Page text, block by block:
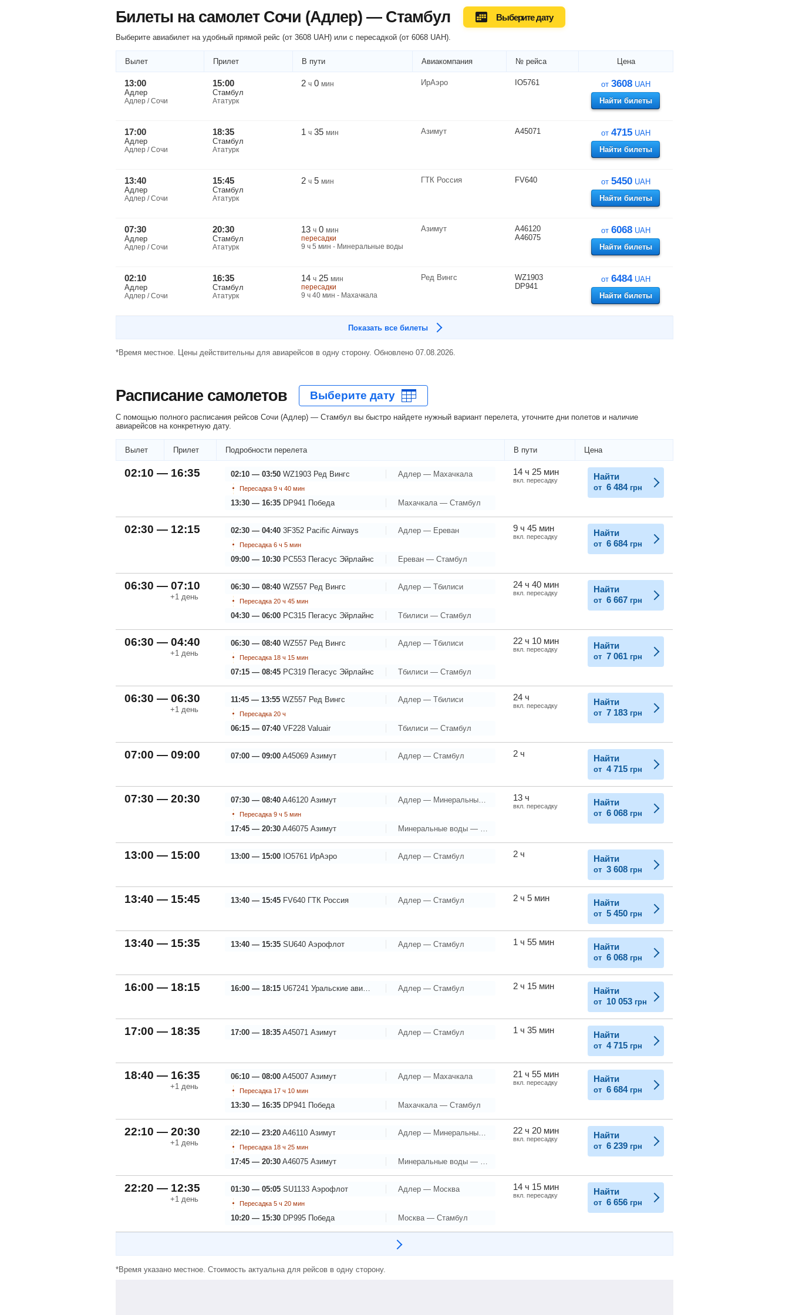
Билеты на самолет Сочи (Адлер) — Стамбул Выберите дату
Выберите авиабилет на удобный прямой рейс (от 3608 UAH) или с пересадкой (от 6068 UAH).
Вылет Прилет В пути Авиакомпания № рейса Цена
13:00
Адлер
Адлер / Сочи
15:00
Стамбул
Ататурк
2 ч 0 мин ИрАэро IO5761 от 3608 UAH
Найти билеты
17:00
Адлер
Адлер / Сочи
18:35
Стамбул
Ататурк
1 ч 35 мин Азимут A45071 от 4715 UAH
Найти билеты
13:40
Адлер
Адлер / Сочи
15:45
Стамбул
Ататурк
2 ч 5 мин ГТК Россия FV640 от 5450 UAH
Найти билеты
07:30
Адлер
Адлер / Сочи
20:30
Стамбул
Ататурк
13 ч 0 мин
пересадки
9 ч 5 мин - Минеральные воды
Азимут
A46120
A46075
от 6068 UAH
Найти билеты
02:10
Адлер
Адлер / Сочи
16:35
Стамбул
Ататурк
14 ч 25 мин
пересадки
9 ч 40 мин - Махачкала
Ред Вингс
WZ1903
DP941
от 6484 UAH
Найти билеты
Показать все билеты
*Время местное. Цены действительны для авиарейсов в одну сторону. Обновлено 07.08.2026.
Расписание самолетов
С помощью полного расписания рейсов Сочи (Адлер) — Стамбул вы быстро найдете нужный вариант перелета, уточните дни полетов и наличие
авиарейсов на конкретную дату.
Вылет Прилет Подробности перелета В пути Цена
02:10 — 16:35 02:10 — 03:50 WZ1903 Ред Вингс Адлер — Махачкала
Пересадка 9 ч 40 мин
13:30 — 16:35 DP941 Победа Махачкала — Стамбул
14 ч 25 мин
вкл. пересадку Найти
от 6 484 грн
02:30 — 12:15 02:30 — 04:40 3F352 Pacific Airways Адлер — Ереван
Пересадка 6 ч 5 мин
09:00 — 10:30 PC553 Пегасус Эйрлайнс Ереван — Стамбул
9 ч 45 мин
вкл. пересадку Найти
от 6 684 грн
06:30 — 07:10
+1 день
06:30 — 08:40 WZ557 Ред Вингс Адлер — Тбилиси
Пересадка 20 ч 45 мин
04:30 — 06:00 PC315 Пегасус Эйрлайнс Тбилиси — Стамбул
24 ч 40 мин
вкл. пересадку Найти
от 6 667 грн
06:30 — 04:40
+1 день
06:30 — 08:40 WZ557 Ред Вингс Адлер — Тбилиси
Пересадка 18 ч 15 мин
07:15 — 08:45 PC319 Пегасус Эйрлайнс Тбилиси — Стамбул
22 ч 10 мин
вкл. пересадку Найти
от 7 061 грн
06:30 — 06:30
+1 день
11:45 — 13:55 WZ557 Ред Вингс Адлер — Тбилиси
Пересадка 20 ч
06:15 — 07:40 VF228 Valuair Тбилиси — Стамбул
24 ч
вкл. пересадку Найти
от 7 183 грн
07:00 — 09:00 07:00 — 09:00 A45069 Азимут Адлер — Стамбул 2 ч Найти
от 4 715 грн
07:30 — 20:30 07:30 — 08:40 A46120 Азимут Адлер — Минеральные воды
Пересадка 9 ч 5 мин
17:45 — 20:30 A46075 Азимут
13 ч
вкл. пересадку Найти
от 6 068 грн
13:00 — 15:00 13:00 — 15:00 IO5761 ИрАэро Адлер — Стамбул 2 ч Найти
от 3 608 грн
13:40 — 15:45 13:40 — 15:45 FV640 ГТК Россия Адлер — Стамбул 2 ч 5 мин Найти
от 5 450 грн
13:40 — 15:35 13:40 — 15:35 SU640 Аэрофлот Адлер — Стамбул 1 ч 55 мин Найти
от 6 068 грн
16:00 — 18:15 16:00 — 18:15 U67241 Уральские авиалинии Адлер — Стамбул 2 ч 15 мин Найти
от 10 053 грн
17:00 — 18:35 17:00 — 18:35 A45071 Азимут Адлер — Стамбул 1 ч 35 мин Найти
от 4 715 грн
18:40 — 16:35
+1 день
06:10 — 08:00 A45007 Азимут Адлер — Махачкала
Пересадка 17 ч 10 мин
13:30 — 16:35 DP941 Победа Махачкала — Стамбул
21 ч 55 мин
вкл. пересадку Найти
от 6 684 грн
22:10 — 20:30
+1 день
22:10 — 23:20 A46110 Азимут Адлер — Минеральные воды
Пересадка 18 ч 25 мин
17:45 — 20:30 A46075 Азимут
22 ч 20 мин
вкл. пересадку Найти
от 6 239 грн
22:20 — 12:35
+1 день
01:30 — 05:05 SU1133 Аэрофлот Адлер — Москва
Пересадка 5 ч 20 мин
10:20 — 15:30 DP995 Победа Москва — Стамбул
14 ч 15 мин
вкл. пересадку Найти
от 6 656 грн
*Время указано местное. Стоимость актуальна для рейсов в одну сторону.